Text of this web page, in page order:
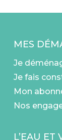
MES
Je
Je fais
Mon
Nos
L’EAU ET